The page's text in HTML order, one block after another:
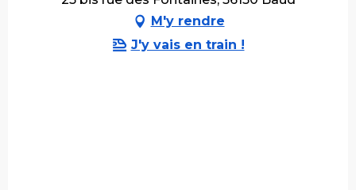
M'y rendre
J'y vais en train !